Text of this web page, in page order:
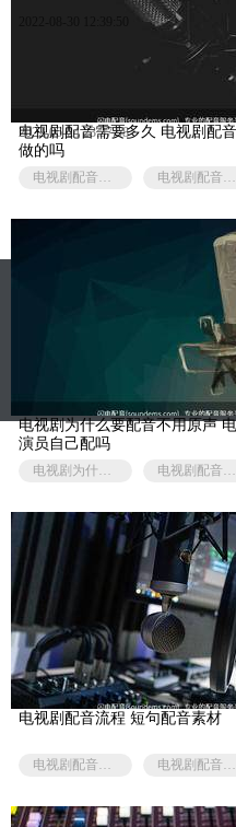
电视剧配音需要多久 电视剧配音是配音演员
做的吗
电视剧配音花费的时间 电视剧配音是演员配音吗
电视剧为什么要配音不用原声 电视剧配音是
演员自己配吗
电视剧为什么要用配音 电视剧配音是演员配音吗
电视剧配音流程 短句配音素材
电视剧配音素材 电视剧配音是演员配音吗
2022-06-24 23:37:58